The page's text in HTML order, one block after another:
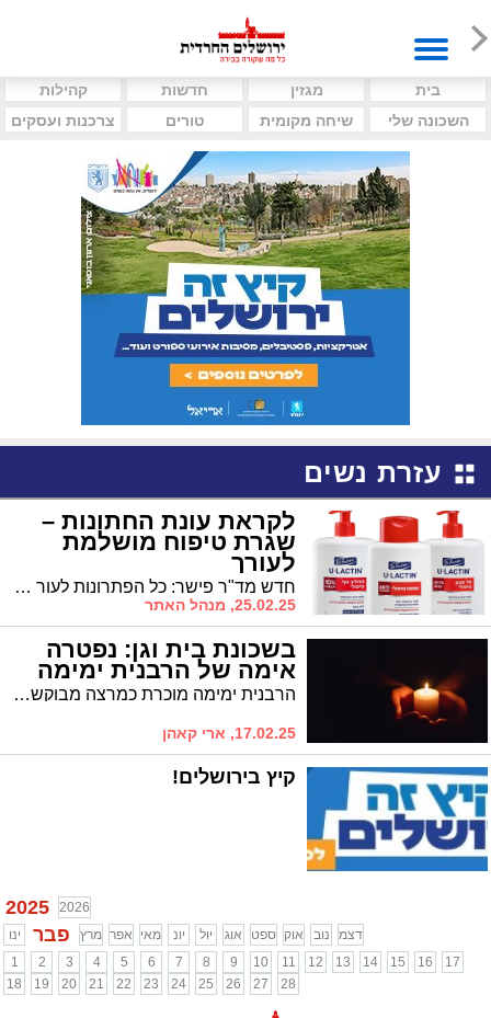
בית מגזין חדשות
קהילות
השכונה שלי
שיחה מקומית טורים צרכנות ועסקים
עזרת נשים
לקראת עונת החתונות –
שגרת טיפוח מושלמת
לעורך
חדש מד"ר פישר: כל הפתרונות לעור שומני
25.02.25, מנהל האתר
בשכונת בית וגן: נפטרה
אימה של הרבנית ימימה
הרבנית ימימה מוכרת כמרצה מבוקשת ופופולארית בקרב קהילות נשים בכל רחבי הארץ ובעולם
17.02.25, ארי קאהן
קיץ בירושלים!
2025
2026
ינו
פבר מרץ אפר מאי יונ יול אוג ספט אוק נוב
דצמ
1
2 3 4 5 6 7 8 9 10 11 12 13 14 15 16
17
18
19 20 21 22 23 24 25 26 27 28